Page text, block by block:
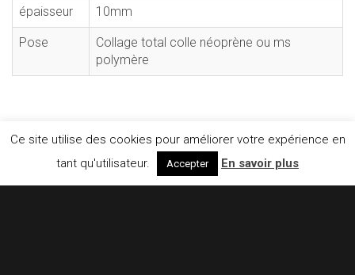
épaisseur 10mm
Pose
Collage total colle néoprène ou ms
polymère
Ce site utilise des cookies pour améliorer votre expérience en
tant qu'utilisateur.
Accepter En savoir plus